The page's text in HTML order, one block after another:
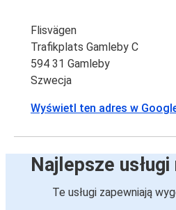
Flisvägen
Trafikplats Gamleby C
594 31 Gamleby
Szwecja
Wyświetl ten adres w
Najlepsze
Te usługi zapewniają